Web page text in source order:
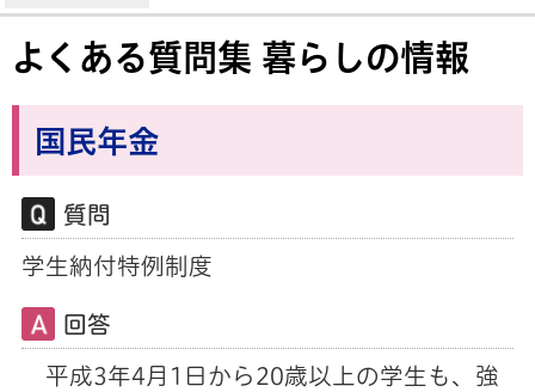
よくある質問集 暮らしの情報
国民年金
質問
学生納付特例制度
回答
平成3年4月1日から20歳以上の学生も、強